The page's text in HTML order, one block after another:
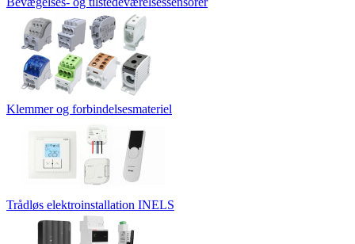
Klemmer og forbindelsesmateriel
Trådløs elektroinstallation INELS